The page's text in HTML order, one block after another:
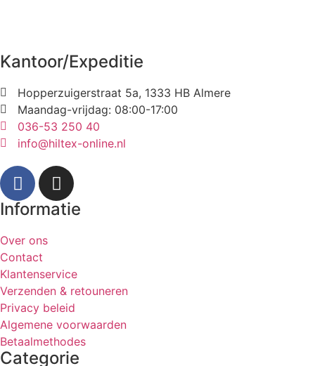
Kantoor/Expeditie
Hopperzuigerstraat 5a, 1333 HB Almere
Maandag-vrijdag: 08:00-17:00
036-53 250 40
info@hiltex-online.nl
Informatie
Over ons
Contact
Klantenservice
Verzenden & retouneren
Privacy beleid
Algemene voorwaarden
Betaalmethodes
Categorie